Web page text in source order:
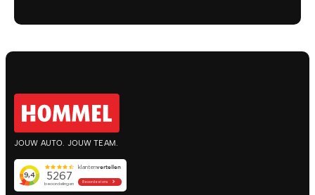
JOUW AUTO. JOUW TEAM.